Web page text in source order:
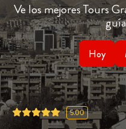
Ve los mejores Tours
Hoy
5.00